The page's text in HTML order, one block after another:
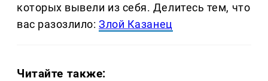
которых вывели из себя. Делитеcь тем, что
вас разозлило:Злой Казанец
Читайте также: